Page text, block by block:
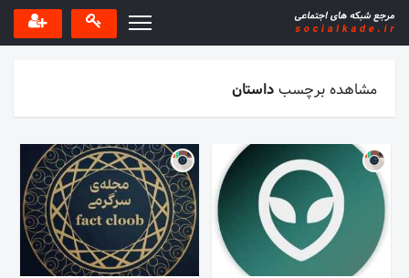
مشاهده برچسبداستان